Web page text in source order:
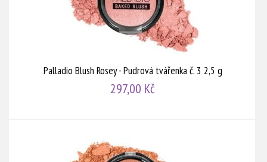
Palladio Blush Rosey - Pudrová tvářenka č. 3 2,5 g
297,00 Kč